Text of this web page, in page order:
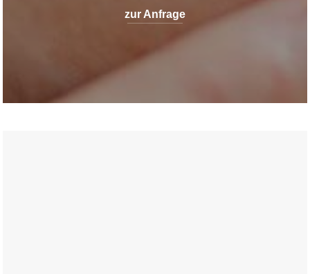
zur Anfrage